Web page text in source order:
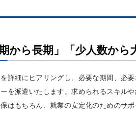
期から長期」「少人数か
詳細にヒアリングし、必要な期間、必
を派遣いたします。求められるスキル
はもちろん、就業の安定化のためのサ